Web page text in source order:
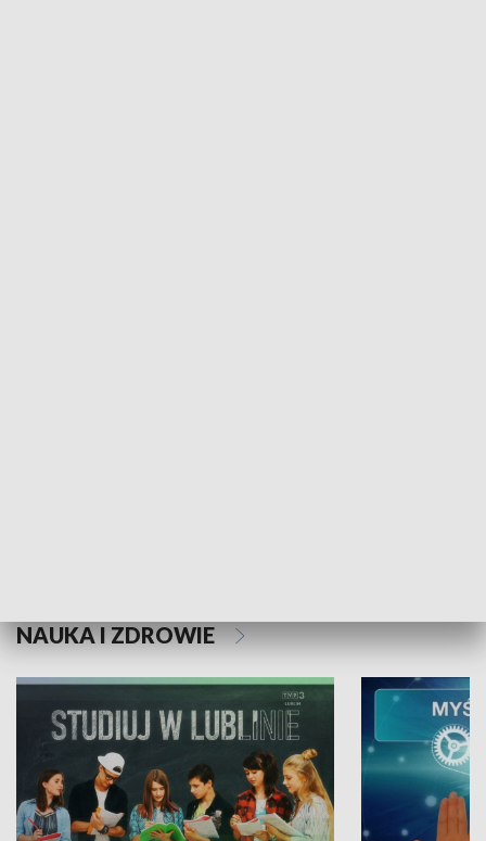
NAUKA I ZDROWIE